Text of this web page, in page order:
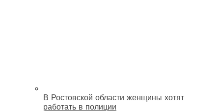
В Ростовской области женщины хотят
работать в полиции